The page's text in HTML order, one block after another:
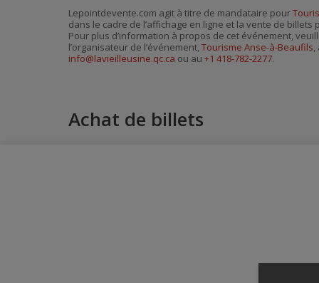
Lepointdevente.com agit à titre de mandataire pour
dans le cadre de l’affichage en ligne et la vente de billets
Pour plus d’information à propos de cet événement,
l’organisateur de l’événement, Tourisme Anse-à-Beaufils,
info@lavieilleusine.qc.ca ou au +1 418-782-2277.
Achat de billets